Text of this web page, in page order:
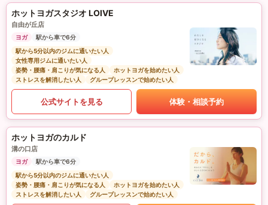
ホットヨガスタジオ LOIVE
自由が丘店
ヨガ
駅から車で6分
駅から5分以内のジムに通いたい人
女性専用ジムに通いたい人
姿勢・腰痛・肩こりが気になる人
ホットヨガを始めたい人
ストレスを解消したい人
グループレッスンで始めたい人
公式サイトを見る 体験・相談予約
ホットヨガのカルド
溝の口店
ヨガ
駅から車で6分
駅から5分以内のジムに通いたい人
姿勢・腰痛・肩こりが気になる人
ホットヨガを始めたい人
ストレスを解消したい人
グループレッスンで始めたい人